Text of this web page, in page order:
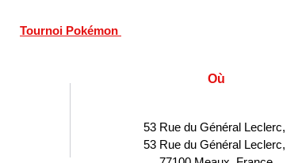
Tournoi Pokémon
Où
53 Rue du Général Leclerc,
53 Rue du Général Leclerc,